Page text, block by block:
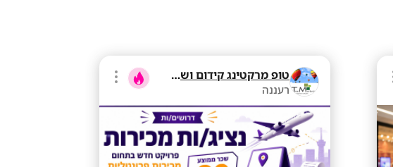
טופ מרקטינג קידום ושיווק בע"מ
רעננה